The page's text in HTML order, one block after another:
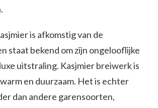
is afkomstig van de
staat bekend om zijn ongelooflijke
uitstraling. Kasjmier breiwerk is
en duurzaam. Het is echter
dan andere garensoorten,